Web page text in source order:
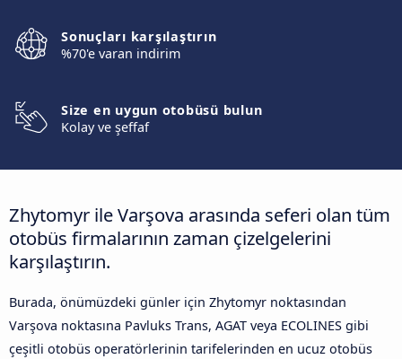
Sonuçları karşılaştırın
%70'e varan indirim
Size en uygun otobüsü bulun
Kolay ve şeffaf
Zhytomyr ile Varşova arasında seferi olan tüm
otobüs firmalarının zaman çizelgelerini
karşılaştırın.
Burada, önümüzdeki günler için Zhytomyr noktasından
Varşova noktasına Pavluks Trans, AGAT veya ECOLINES gibi
çeşitli otobüs operatörlerinin tarifelerinden en ucuz otobüs